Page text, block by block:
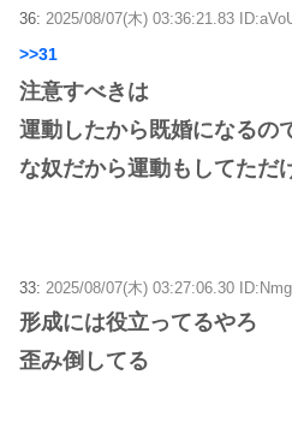
36: 2025/08/07(木) 03:36:21.83
>>31
注意すべきは
運動したから既婚になるの
な奴だから運動もしてただ
33: 2025/08/07(木) 03:27:06.30
形成には役立ってるやろ
歪み倒してる